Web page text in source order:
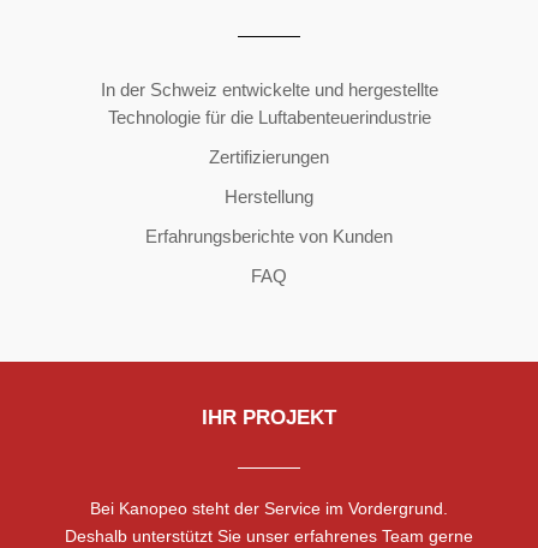
In der Schweiz entwickelte und hergestellte
Technologie für die Luftabenteuerindustrie
Zertifizierungen
Herstellung
Erfahrungsberichte von Kunden
FAQ
IHR PROJEKT
Bei Kanopeo steht der Service im Vordergrund.
Deshalb unterstützt Sie unser erfahrenes Team gerne